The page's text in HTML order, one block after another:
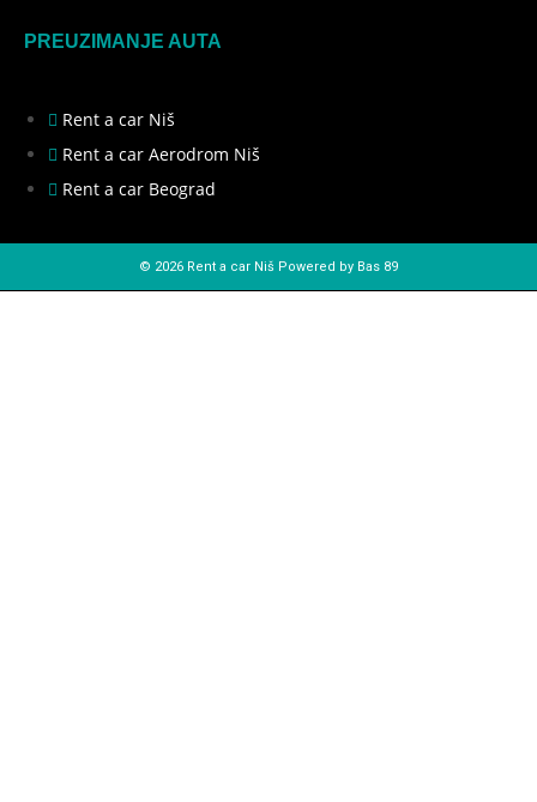
PREUZIMANJE AUTA
Rent a car Niš
Rent a car Aerodrom Niš
Rent a car Beograd
© 2026 Rent a car Niš Powered by Bas 89